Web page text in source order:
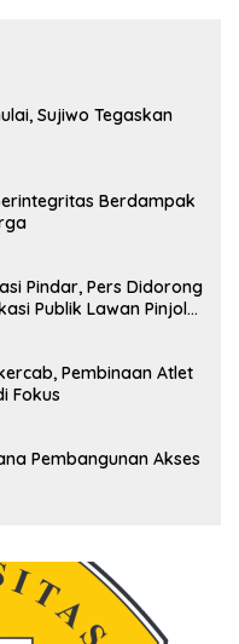
Sujiwo Tegaskan
Berdampak
Pindar, Pers Didorong
Publik Lawan Pinjol
Pembinaan Atlet
Fokus
Pembangunan Akses